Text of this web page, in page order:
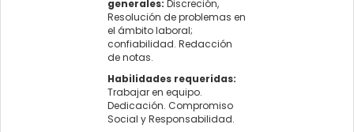
generales: Discreción,
Resolución de problemas en
el ámbito laboral;
confiabilidad. Redacción
de notas.
Habilidades requeridas:
Trabajar en equipo.
Dedicación. Compromiso
Social y Responsabilidad.